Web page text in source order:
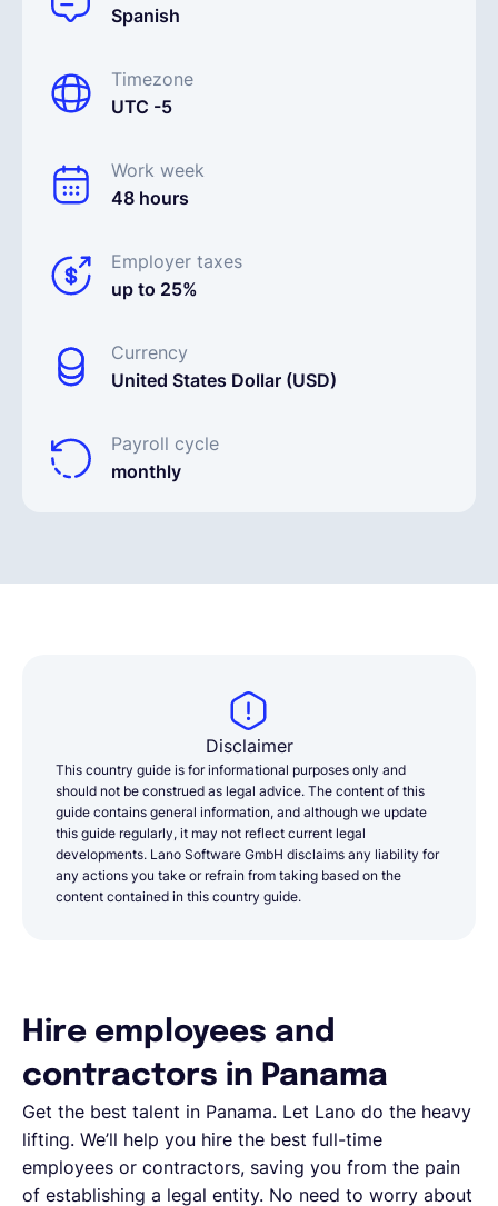
Spanish
Timezone
UTC -5
Work week
48 hours
Employer taxes
up to 25%
Currency
United States Dollar (USD)
Payroll cycle
monthly
Disclaimer
This country guide is for informational purposes only and
should not be construed as legal advice. The content of this
guide contains general information, and although we update
this guide regularly, it may not reflect current legal
developments. Lano Software GmbH disclaims any liability for
any actions you take or refrain from taking based on the
content contained in this country guide.
Hire employees and
contractors in Panama
Get the best talent in Panama. Let Lano do the heavy
lifting. We’ll help you hire the best full-time
employees or contractors, saving you from the pain
of establishing a legal entity. No need to worry about